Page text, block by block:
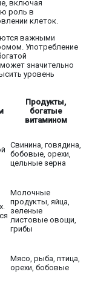
включая
роль в
клеток.
важными
Употребление
значительно
уровень
Продукты,
богатые
витамином
Свинина, говядина,
бобовые, орехи,
цельные зерна
Молочные
продукты, яйца,
зеленые
листовые овощи,
грибы
Мясо, рыба, птица,
орехи, бобовые